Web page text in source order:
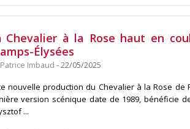
Chevalier à la Rose haut en
Élysées
Patrice Imbaud - 22/05/2025
nouvelle production du Chevalier à la Rose de
version scénique date de 1989, bénéficie
...